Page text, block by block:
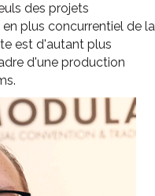
des projets
plus concurrentiel de la
est d'autant plus
d'une production